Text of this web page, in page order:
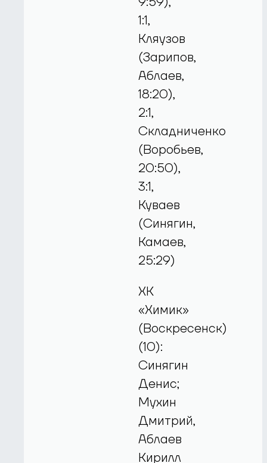
1:1,
Кляузов
(Зарипов,
Аблаев,
18:20),
2:1,
Складниченко
(Воробьев,
20:50),
3:1,
Куваев
(Синягин,
Камаев,
25:29)
ХК
«Химик»
(Воскресенск)
(10):
Синягин
Денис;
Мухин
Дмитрий,
Аблаев
Кирилл